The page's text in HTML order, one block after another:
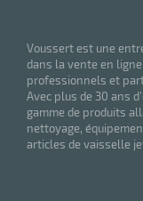
Voussert est une
dans la vente en
professionnels et
Avec plus de 30 ans
gamme de produits
nettoyage,
articles de vaisselle